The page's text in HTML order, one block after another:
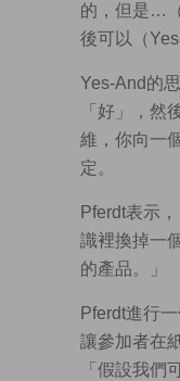
的，但是…
後可以（
Yes-And的
「好」，然
維，你向一
定。
Pferdt表示
識裡換掉一
的產品。」
Pferdt進行
讓參加者在
「假設我們